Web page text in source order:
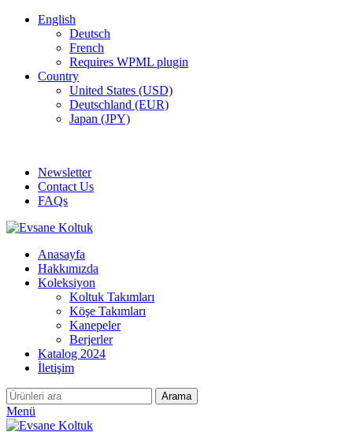
English
Deutsch
French
Requires WPML plugin
Country
United States (USD)
Deutschland (EUR)
Japan (JPY)
Newsletter
Contact Us
FAQs
Anasayfa
Hakkımızda
Koleksiyon
Koltuk Takımları
Köşe Takımları
Kanepeler
Berjerler
Katalog 2024
İletişim
Arama
Menü